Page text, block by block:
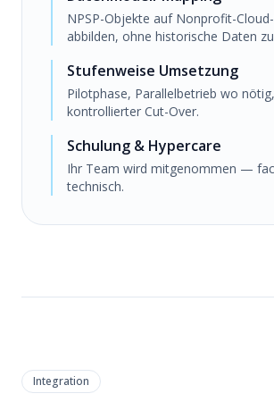
NPSP-Objekte auf Nonprofit-
abbilden, ohne historische Daten
Stufenweise Umsetzung
Pilotphase, Parallelbetrieb wo nötig,
kontrollierter Cut-Over.
Schulung & Hypercare
Ihr Team wird mitgenommen —
technisch.
Integration